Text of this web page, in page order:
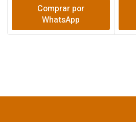
Comprar por
WhatsApp